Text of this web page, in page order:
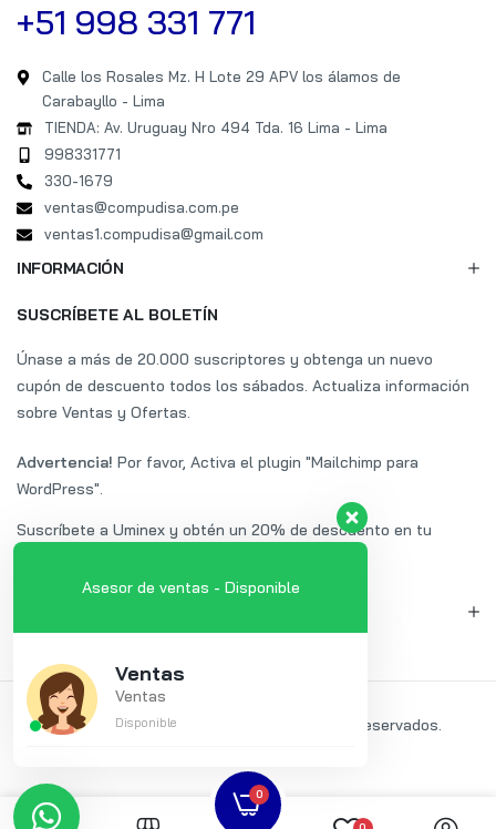
0
+51 998 331 771
Calle los Rosales Mz. H Lote 29 APV los álamos de
Carabayllo - Lima
TIENDA: Av. Uruguay Nro 494 Tda. 16 Lima - Lima
998331771
330-1679
ventas@compudisa.com.pe
ventas1.compudisa@gmail.com
INFORMACIÓN
SUSCRÍBETE AL BOLETÍN
Únase a más de 20.000 suscriptores y obtenga un nuevo
cupón de descuento todos los sábados. Actualiza información
sobre Ventas y Ofertas.
Advertencia! Por favor, Activa el plugin "Mailchimp para
WordPress".
Suscríbete a Uminex y obtén un 20% de descuento en tu
2024 © COMPUDISA
Todos los derechos reservados.
Asesor de ventas - Disponible
Ventas
Ventas
Disponible